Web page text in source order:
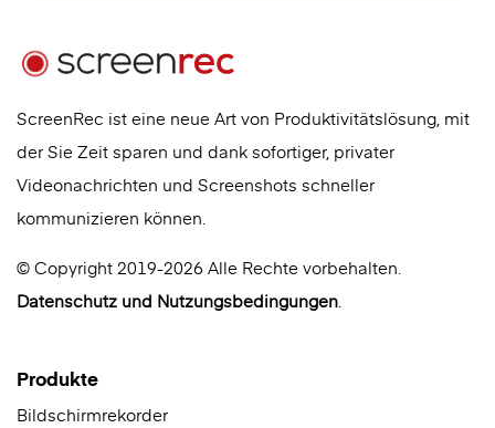
ScreenRec ist eine neue Art von Produktivitätslösung, mit
der Sie Zeit sparen und dank sofortiger, privater
Videonachrichten und Screenshots schneller
kommunizieren können.
© Copyright 2019-2026 Alle Rechte vorbehalten.
Datenschutz und Nutzungsbedingungen
Produkte
Bildschirmrekorder